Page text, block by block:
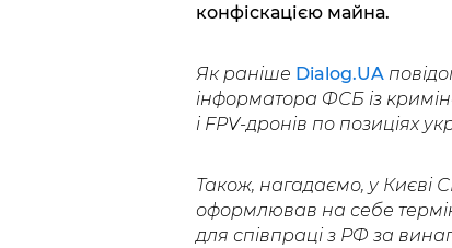
конфіскацією майна.
Як раніше Dialog.UA
інформатора ФСБ із
і FPV-дронів по позиціях
Також, нагадаємо, у Києві
оформлював на себе
для співпраці з РФ за